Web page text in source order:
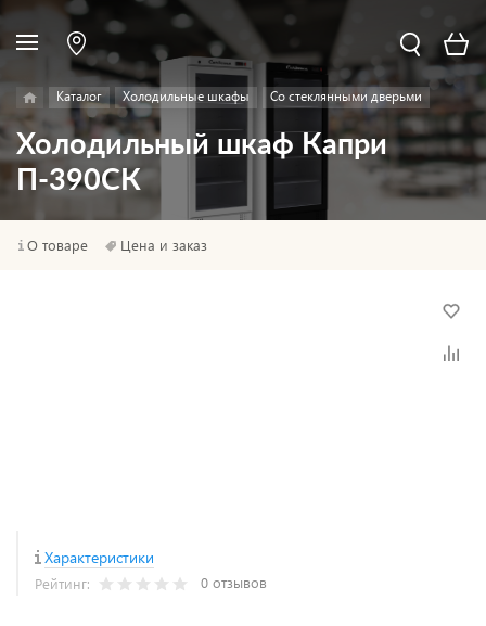
Каталог Холодильные шкафы Со стеклянными дверьми
Холодильный шкаф Капри
П-390СК
О товаре Цена и заказ
Характеристики
Рейтинг: 0 отзывов